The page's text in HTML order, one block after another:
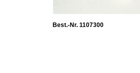
Best.-Nr. 1107300